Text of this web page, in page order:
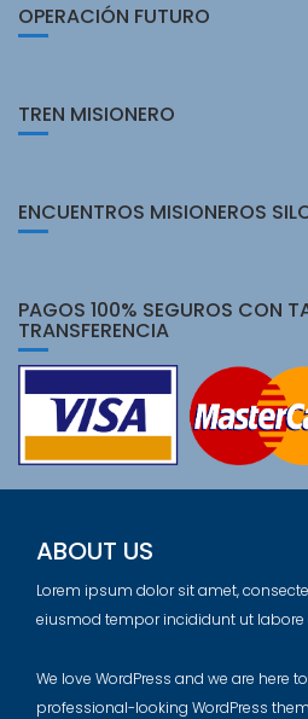
OPERACIÓN FUTURO
TREN MISIONERO
ENCUENTROS MISIONEROS
PAGOS 100% SEGUROS CON
TRANSFERENCIA
ABOUT US
Lorem ipsum dolor sit amet,
eiusmod tempor incididunt ut
We love WordPress and we are here
professional-looking WordPress